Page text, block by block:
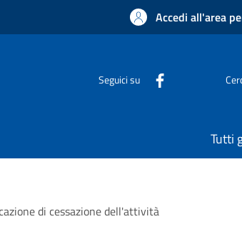
Accedi all'area
Seguici su
Tutti
di cessazione dell'attività